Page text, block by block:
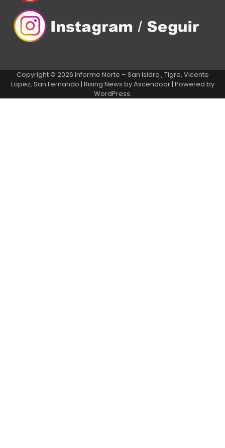
Copyright © 2026 Informe Norte – San Isidro , Tigre, Vicente
Lopez, San Fernando | Rising News byAscendoor| Powered by
WordPress.